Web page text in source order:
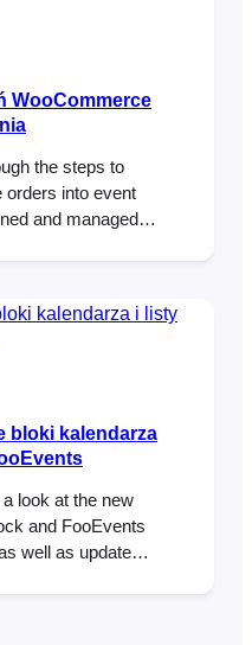
customize the
WooCommerce
the steps to
into event
and managed
orders. Let’s get
bloki kalendarza
look at the new
and FooEvents
well as updates